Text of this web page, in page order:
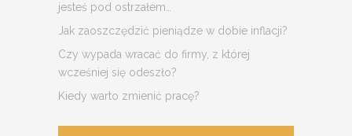
jesteś pod ostrzałem…
Jak zaoszczędzić pieniądze w dobie inflacji?
Czy wypada wracać do firmy, z której
wcześniej się odeszło?
Kiedy warto zmienić pracę?